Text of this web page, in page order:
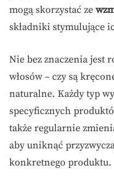
mogą skorzystać ze
składniki stymulujące
Nie bez znaczenia jest
włosów – czy są
naturalne. Każdy typ
specyficznych
także regularnie
aby uniknąć
konkretnego produktu.